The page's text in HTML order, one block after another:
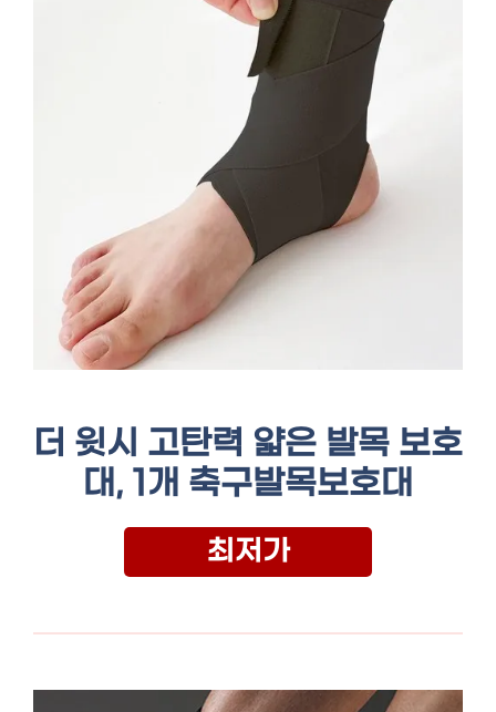
더 윗시 고탄력 얇은 발목 보호
대, 1개 축구발목보호대
최저가